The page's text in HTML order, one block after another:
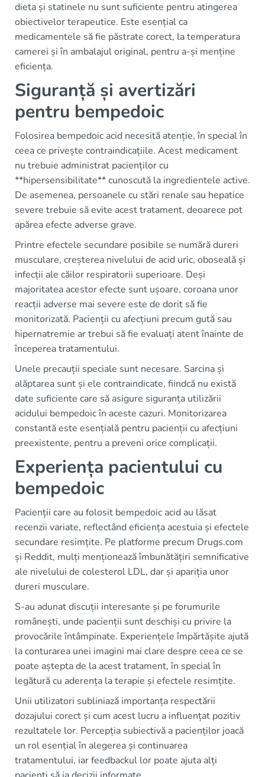
dieta și statinele nu sunt suficiente pentru atingerea
obiectivelor terapeutice. Este esențial ca
medicamentele să fie păstrate corect, la temperatura
camerei și în ambalajul original, pentru a-și menține
eficiența.
Siguranță și avertizări
pentru bempedoic
Folosirea bempedoic acid necesită atenție, în special în
ceea ce privește contraindicațiile. Acest medicament
nu trebuie administrat pacienților cu
**hipersensibilitate** cunoscută la ingredientele active.
De asemenea, persoanele cu stări renale sau hepatice
severe trebuie să evite acest tratament, deoarece pot
apărea efecte adverse grave.
Printre efectele secundare posibile se numără dureri
musculare, creșterea nivelului de acid uric, oboseală și
infecții ale căilor respiratorii superioare. Deși
majoritatea acestor efecte sunt ușoare, coroana unor
reacții adverse mai severe este de dorit să fie
monitorizată. Pacienții cu afecțiuni precum gută sau
hipernatremie ar trebui să fie evaluați atent înainte de
începerea tratamentului.
Unele precauții speciale sunt necesare. Sarcina și
alăptarea sunt și ele contraindicate, fiindcă nu există
date suficiente care să asigure siguranța utilizării
acidului bempedoic în aceste cazuri. Monitorizarea
constantă este esențială pentru pacienții cu afecțiuni
preexistente, pentru a preveni orice complicații.
Experiența pacientului cu
bempedoic
Pacienții care au folosit bempedoic acid au lăsat
recenzii variate, reflectând eficiența acestuia și efectele
secundare resimțite. Pe platforme precum Drugs.com
și Reddit, mulți menționează îmbunătățiri semnificative
ale nivelului de colesterol LDL, dar și apariția unor
dureri musculare.
S-au adunat discuții interesante și pe forumurile
românești, unde pacienții sunt deschiși cu privire la
provocările întâmpinate. Experiențele împărtășite ajută
la conturarea unei imagini mai clare despre ceea ce se
poate aștepta de la acest tratament, în special în
legătură cu aderența la terapie și efectele resimțite.
Unii utilizatori subliniază importanța respectării
dozajului corect și cum acest lucru a influențat pozitiv
rezultatele lor. Percepția subiectivă a pacienților joacă
un rol esențial în alegerea și continuarea
tratamentului, iar feedbackul lor poate ajuta alți